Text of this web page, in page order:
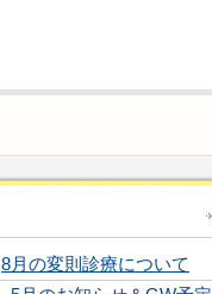
8月の変則診療について